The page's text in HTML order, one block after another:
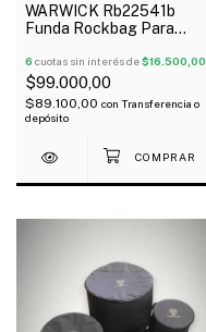
WARWICK Rb22541b
Funda Rockbag Para
6 cuotas sin interés de$16.500,00
$99.000,00
$89.100,00 con Transferencia o
depósito